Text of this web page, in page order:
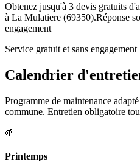
Obtenez jusqu'à 3 devis gratuits
à La Mulatiere (69350).Réponse
engagement
Service gratuit et sans engagement
Calendrier
Programme de maintenance
commune. Entretien obligatoire
🌱
Printemps